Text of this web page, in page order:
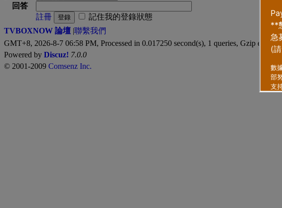
回答
註冊
登錄
記住我的登錄狀態
TVBOXNOW 論壇 |聯繫我們
GMT+8, 2026-8-7 06:58 PM, Processed in 0.017250 second(s), 1 queries, Gzip enabled
Powered by Discuz! 7.0.0
© 2001-2009 Comsenz Inc.